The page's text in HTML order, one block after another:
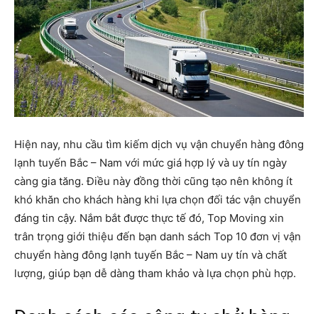
Hiện nay, nhu cầu tìm kiếm dịch vụ vận chuyển hàng đông
lạnh tuyến Bắc – Nam với mức giá hợp lý và uy tín ngày
càng gia tăng. Điều này đồng thời cũng tạo nên không ít
khó khăn cho khách hàng khi lựa chọn đối tác vận chuyển
đáng tin cậy. Nắm bắt được thực tế đó, Top Moving xin
trân trọng giới thiệu đến bạn danh sách Top 10 đơn vị vận
chuyển hàng đông lạnh tuyến Bắc – Nam uy tín và chất
lượng, giúp bạn dễ dàng tham khảo và lựa chọn phù hợp.